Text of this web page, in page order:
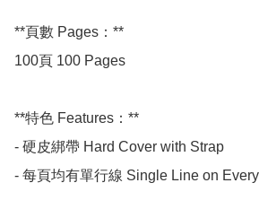
**頁數 Pages：**
100頁 100 Pages
**特色 Features：**
- 硬皮綁帶 Hard Cover with Strap
- 每頁均有單行線 Single Line on